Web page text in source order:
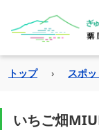
トップ › スポッ
いちご畑